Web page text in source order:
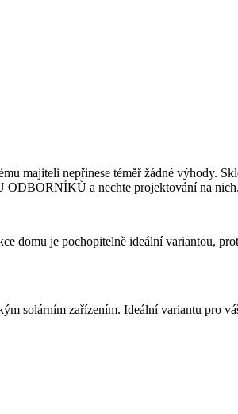
majiteli nepřinese téměř žádné výhody.
a nechte projektování na
je pochopitelně ideální variantou,
zařízením. Ideální variantu pro